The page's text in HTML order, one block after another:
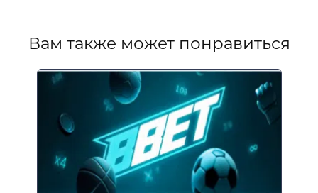
Вам также может понравиться